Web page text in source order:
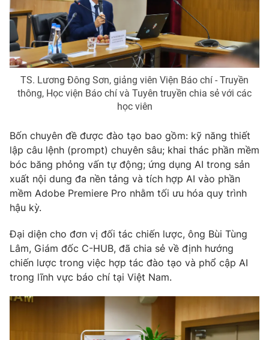
TS. Lương Đông Sơn, giảng viên Viện Báo chí - Truyền
thông, Học viện Báo chí và Tuyên truyền chia sẻ với các
học viên
Bốn chuyên đề được đào tạo bao gồm: kỹ năng thiết
lập câu lệnh (prompt) chuyên sâu; khai thác phần mềm
bóc băng phỏng vấn tự động; ứng dụng AI trong sản
xuất nội dung đa nền tảng và tích hợp AI vào phần
mềm Adobe Premiere Pro nhằm tối ưu hóa quy trình
hậu kỳ.
Đại diện cho đơn vị đối tác chiến lược, ông Bùi Tùng
Lâm, Giám đốc C-HUB, đã chia sẻ về định hướng
chiến lược trong việc hợp tác đào tạo và phổ cập AI
trong lĩnh vực báo chí tại Việt Nam.